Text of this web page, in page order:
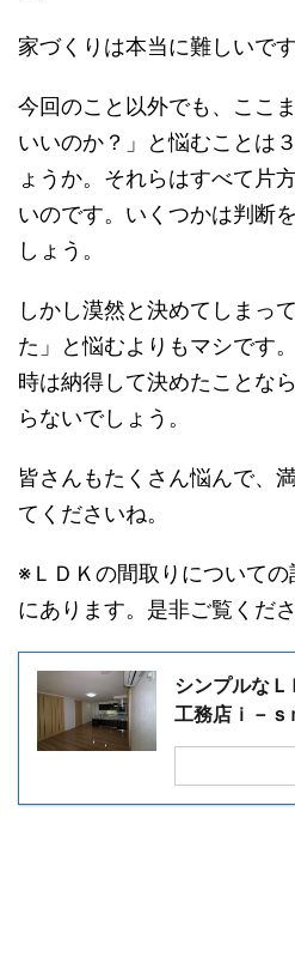
家づくりは本当に難しいです
今回のこと以外でも、ここ
いいのか？」と悩むことは
ょうか。それらはすべて片
いのです。いくつかは判断
しょう。
しかし漠然と決めてしまっ
た」と悩むよりもマシです
時は納得して決めたことな
らないでしょう。
皆さんもたくさん悩んで、
てくださいね。
※ＬＤＫの間取りについて
にあります。是非ご覧くださ
シンプルな
工務店ｉ－ｓ